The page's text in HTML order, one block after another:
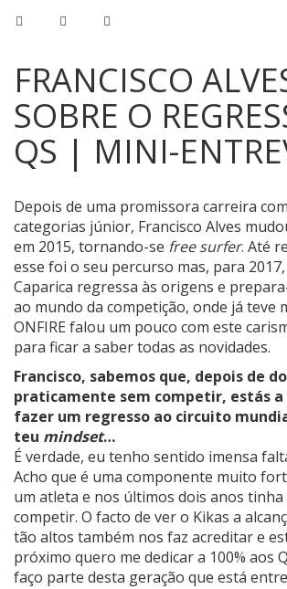
FRANCISCO
SOBRE O
QS | MINI-
Depois de uma promissora carreira
categorias júnior, Francisco Alves
em 2015, tornando-se free surfer. Até
esse foi o seu percurso mas, para
Caparica regressa às origens e
ao mundo da competição, onde já teve
ONFIRE falou um pouco com este
para ficar a saber todas as novidades.
Francisco, sabemos que, depois de
praticamente sem competir, estás a
fazer um regresso ao circuito
teu mindset…
É verdade, eu tenho sentido imensa
Acho que é uma componente muito
um atleta e nos últimos dois anos tinha
competir. O facto de ver o Kikas a
tão altos também nos faz acreditar e
próximo quero me dedicar a 100% aos
faço parte desta geração que está